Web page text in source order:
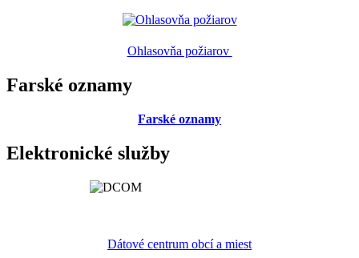
Ohlasovňa požiarov
Farské oznamy
Farské oznamy
Elektronické služby
Dátové centrum obcí a miest